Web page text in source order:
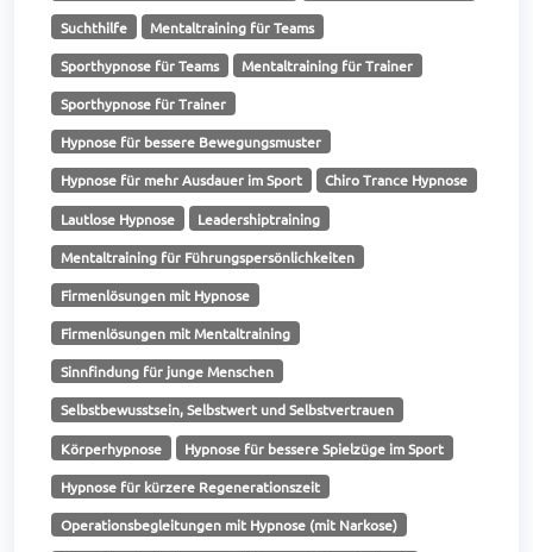
Suchthilfe Mentaltraining für Teams
Sporthypnose für Teams Mentaltraining für Trainer
Sporthypnose für Trainer
Hypnose für bessere Bewegungsmuster
Hypnose für mehr Ausdauer im Sport Chiro Trance Hypnose
Lautlose Hypnose Leadershiptraining
Mentaltraining für Führungspersönlichkeiten
Firmenlösungen mit Hypnose
Firmenlösungen mit Mentaltraining
Sinnfindung für junge Menschen
Selbstbewusstsein, Selbstwert und Selbstvertrauen
Körperhypnose Hypnose für bessere Spielzüge im Sport
Hypnose für kürzere Regenerationszeit
Operationsbegleitungen mit Hypnose (mit Narkose)